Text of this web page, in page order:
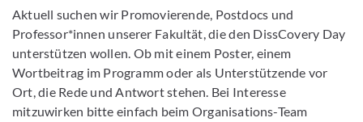
Aktuell suchen wir Promovierende, Postdocs und
Professor*innen unserer Fakultät, die den DissCovery Day
unterstützen wollen. Ob mit einem Poster, einem
Wortbeitrag im Programm oder als Unterstützende vor
Ort, die Rede und Antwort stehen. Bei Interesse
mitzuwirken bitte einfach beim Organisations-Team